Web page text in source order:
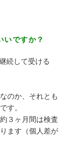
いですか？
続して受ける
のか、それとも
す。
３ヶ月間は検査
ます（個人差が